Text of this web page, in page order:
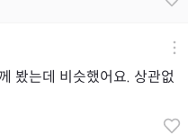
봤는데 비슷했어요. 상관없